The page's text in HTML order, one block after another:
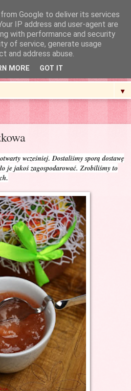
▼
wcześniej. Dostaliśmy sporą dostawę
je jakoś zagospodarować. Zrobiliśmy to
Google to deliver its services
IP address and user-agent are
with performance and security
of service, generate usage
and address abuse.
MORE GOT IT